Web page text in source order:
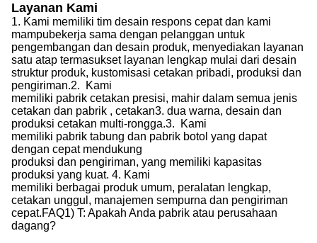
Layanan Kami
1. Kami memiliki tim desain respons cepatdan kami
mampubekerja sama dengan pelanggan untuk
pengembangan dan desain produk, menyediakan layanan
satu atap termasukset layanan lengkap mulai dari desain
struktur produk, kustomisasi cetakan pribadi, produksi dan
pengiriman.2.
Kami
memiliki pabrik cetakan presisi, mahir dalam semua jenis
cetakan dan pabrik , cetakan3. dua warna, desain dan
produksi cetakan multi-rongga.3.
Kami
memiliki pabrik tabung dan pabrik botol yang dapat
dengan cepat mendukung
produksi dan pengiriman, yang memiliki kapasitas
produksi yang kuat. 4. Kami
memiliki berbagai produk umum, peralatan lengkap,
cetakan unggul, manajemen sempurna dan pengiriman
cepat.FAQ1) T: Apakah Anda pabrik atau perusahaan
dagang?